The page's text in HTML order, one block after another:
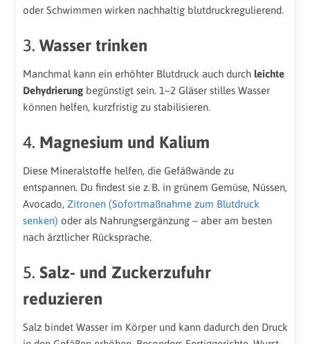
oder Schwimmen wirken nachhaltig blutdruckregulierend.
3. Wasser trinken
Manchmal kann ein erhöhter Blutdruck auch durch leichte
Dehydrierung begünstigt sein. 1–2 Gläser stilles Wasser
können helfen, kurzfristig zu stabilisieren.
4. Magnesium und Kalium
Diese Mineralstoffe helfen, die Gefäßwände zu
entspannen. Du findest sie z. B. in grünem Gemüse, Nüssen,
Avocado, Zitronen (Sofortmaßnahme zum Blutdruck
senken) oder als Nahrungsergänzung – aber am besten
nach ärztlicher Rücksprache.
5. Salz- und Zuckerzufuhr
reduzieren
Salz bindet Wasser im Körper und kann dadurch den Druck